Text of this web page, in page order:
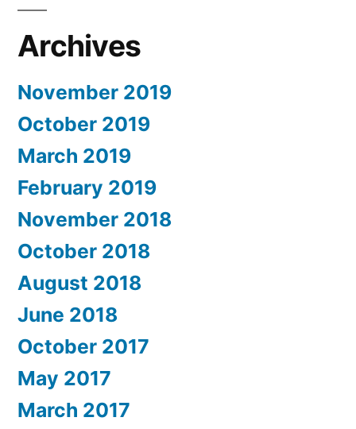
Archives
November 2019
October 2019
March 2019
February 2019
November 2018
October 2018
August 2018
June 2018
October 2017
May 2017
March 2017